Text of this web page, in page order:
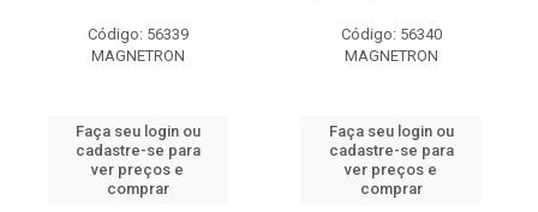
Código: 56339
MAGNETRON
Faça seu login ou
cadastre-se para
ver preços e
comprar
Código: 56340
MAGNETRON
Faça seu login ou
cadastre-se para
ver preços e
comprar